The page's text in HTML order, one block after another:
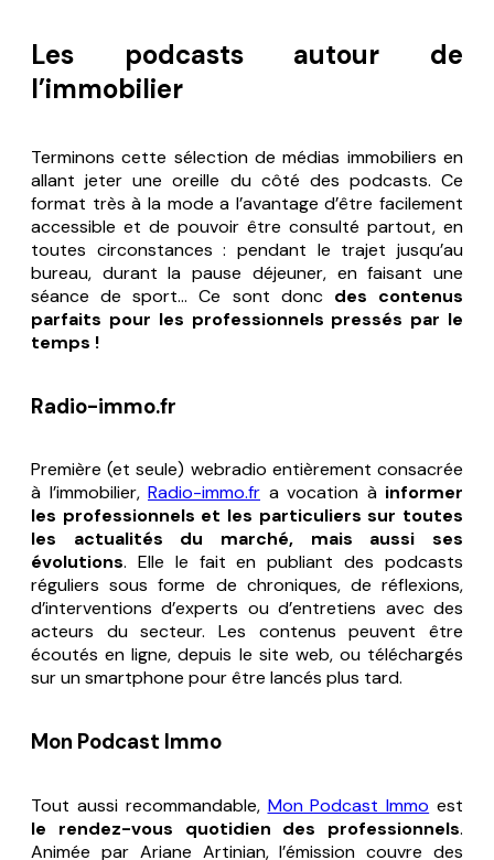
Les podcasts autour de
l’immobilier
Terminons cette sélection de médias immobiliers en
allant jeter une oreille du côté des podcasts. Ce
format très à la mode a l’avantage d’être facilement
accessible et de pouvoir être consulté partout, en
toutes circonstances : pendant le trajet jusqu’au
bureau, durant la pause déjeuner, en faisant une
séance de sport… Ce sont donc des contenus
parfaits pour les professionnels pressés par le
temps !
Radio-immo.fr
Première (et seule) webradio entièrement consacrée
à l’immobilier, Radio-immo.fr a vocation à informer
les professionnels et les particuliers sur toutes
les actualités du marché, mais aussi ses
évolutions. Elle le fait en publiant des podcasts
réguliers sous forme de chroniques, de réflexions,
d’interventions d’experts ou d’entretiens avec des
acteurs du secteur. Les contenus peuvent être
écoutés en ligne, depuis le site web, ou téléchargés
sur un smartphone pour être lancés plus tard.
Mon Podcast Immo
Tout aussi recommandable, Mon Podcast Immo est
le rendez-vous quotidien des professionnels.
Animée par Ariane Artinian, l’émission couvre des